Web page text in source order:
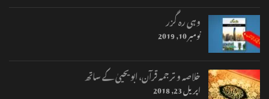
وہی رہ گزر
نومبر 10, 2019
خلاصہ و ترجمہ قرآن، ابو یحییٰ کے ساتھ
اپریل 23, 2018